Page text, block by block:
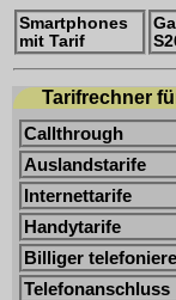
Smartphones
mit Tarif
Tarifrechner
Callthrough
Auslandstarife
Internettarife
Handytarife
Billiger
Telefonanschluss